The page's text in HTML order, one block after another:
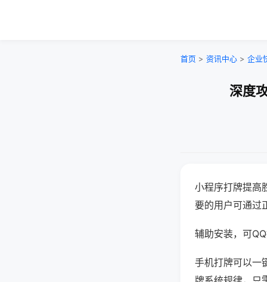
首页 > 资讯中心 > 企业
深度
小程序打牌提高
要的用户可通过
辅助安装，可
手机打牌可以一